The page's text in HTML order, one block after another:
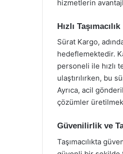
hizmetlerin
Hızlı Taşımacılık
Sürat Kargo,
hedeflemektedir.
personeli ile hızlı
ulaştırılırken, bu
Ayrıca, acil
çözümler
Güvenilirlik ve
Taşımacılıkta